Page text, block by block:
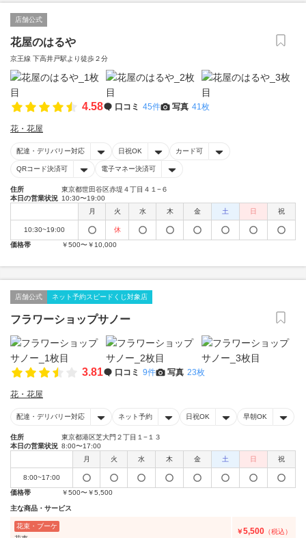
店舗公式
花屋のはるや
京王線 下高井戸駅より徒歩２分
4.58 口コミ 45件 写真 41枚
花・花屋
配達・デリバリー対応 日祝OK カード可
QRコード決済可 電子マネー決済可
住所
東京都世田谷区赤堤４丁目４１−６
本日の営業状況 10:30〜19:00
月
火 水 木 金 土 日 祝
10:30~19:00
休
価格帯
￥500〜￥10,000
店舗公式 ネット予約スピードくじ対象店
フラワーショップサノー
3.81 口コミ 9件 写真 23枚
花・花屋
配達・デリバリー対応 ネット予約 日祝OK 早朝OK
住所
東京都港区芝大門２丁目１−１３
本日の営業状況 8:00〜17:00
月
火 水 木 金 土 日 祝
8:00~17:00
価格帯
￥500〜￥5,500
主な商品・サービス
花束・ブーケ
￥5,500 （税込）